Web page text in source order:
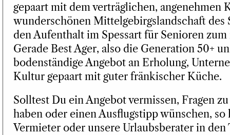
gepaart mit dem verträglichen, angenehmen
wunderschönen Mittelgebirgslandschaft des
den Aufenthalt im Spessart für Senioren
Gerade Best Ager, also die Generation 50+
bodenständige Angebot an Erholung,
Kultur gepaart mit guter fränkischer Küche.
Solltest Du ein Angebot vermissen, Fragen
haben oder einen Ausflugstipp wünschen,
Vermieter oder unsere Urlaubsberater in